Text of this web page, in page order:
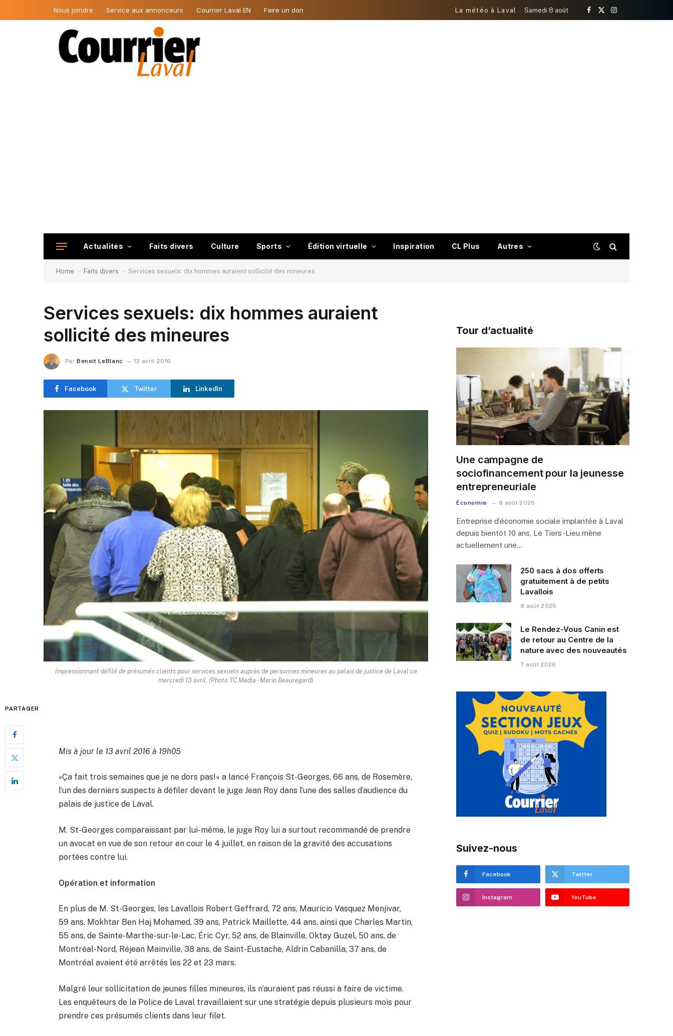
Nous joindre Service aux annonceurs Courrier Laval EN Faire un don La météo à Laval Samedi 8 août
Facebook
X
Instagram
Actualités Faits divers Culture Sports Édition virtuelle Inspiration CL Plus Autres
Home - Faits divers - Services sexuels: dix hommes auraient sollicité des mineures
Services sexuels: dix hommes auraient
sollicité des mineures
Par Benoit LeBlanc 13 avril 2016
Facebook Twitter LinkedIn
Impressionnant défilé de présumés clients pour services sexuels auprès de personnes mineures au palais de justice de Laval ce
mercredi 13 avril. (Photo TC Media - Mario Beauregard)
PARTAGER
Mis à jour le 13 avril 2016 à 19h05
«Ça fait trois semaines que je ne dors pas!» a lancé François St-Georges, 66 ans, de Rosemère,
l’un des derniers suspects à défiler devant le juge Jean Roy dans l’une des salles d’audience du
palais de justice de Laval.
M. St-Georges comparaissant par lui-même, le juge Roy lui a surtout recommandé de prendre
un avocat en vue de son retour en cour le 4 juillet, en raison de la gravité des accusations
portées contre lui.
Opération et information
En plus de M. St-Georges, les Lavallois Robert Geffrard, 72 ans, Mauricio Vasquez Menjivar,
59 ans, Mokhtar Ben Haj Mohamed, 39 ans, Patrick Maillette, 44 ans, ainsi que Charles Martin,
55 ans, de Sainte-Marthe-sur-le-Lac, Éric Cyr, 52 ans, de Blainville, Oktay Guzel, 50 ans, de
Montréal-Nord, Réjean Mainville, 38 ans, de Saint-Eustache, Aldrin Cabanilla, 37 ans, de
Montréal avaient été arrêtés les 22 et 23 mars.
Malgré leur sollicitation de jeunes filles mineures, ils n’auraient pas réussi à faire de victime.
Les enquêteurs de la Police de Laval travaillaient sur une stratégie depuis plusieurs mois pour
prendre ces présumés clients dans leur filet.
Tour d’actualité
Une campagne de
sociofinancement pour la jeunesse
entrepreneuriale
Économie 8 août 2026
Entreprise d’économie sociale implantée à Laval
depuis bientôt 10 ans, Le Tiers-Lieu mène
actuellement une…
250 sacs à dos offerts
gratuitement à de petits
Lavallois
8 août 2026
Le Rendez-Vous Canin est
de retour au Centre de la
nature avec des nouveautés
7 août 2026
Suivez-nous
Facebook Twitter
Instagram YouTube